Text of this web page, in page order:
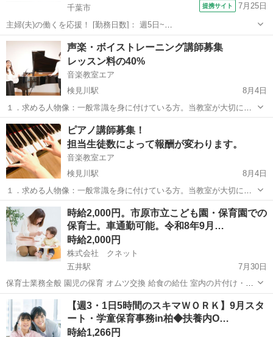
千葉市
提携サイト 7月25日
主婦(夫)の働くを応援！ [勤務日数]： 週5日~
06:45~15:45/08:30~17:30/11:15~20:15 [勤務地・最寄駅]： 千葉県千葉
市中央区矢作町823-56 非公開 県庁前(千葉県)駅自動車6...
千葉 千葉市 保育士
声楽・ボイストレーニング講師募集
レッスン料の40%
音楽教室エア
検見川駅
8月4日
１．求める人物像：一般常識を身に付けている方。当教室が大切にし
ている「生徒の『したい』『やりたい』を尊重する」「生徒の音楽的
な自立を促す」などに共感していただける方。 ２．勤務曜日：火～日
曜日の全日、もしくは都合の合う...
千葉 千葉市 検見川駅 教育
ピアノ講師募集！
担当生徒数によって報酬が変わります。
音楽教室エア
検見川駅
8月4日
１．求める人物像：一般常識を身に付けている方。当教室が大切にし
ている「生徒の『したい』『やりたい』を尊重する」「生徒の音楽的
な自立を促す」などに共感していただける方。 ２．勤務曜日：月曜日
の午前、木・金・日曜日の全日、...
千葉 千葉市 検見川駅 教育
時給2,000円。市原市立こども園・保育園での
保育士。車通勤可能。令和8年9月…
時給2,000円
株式会社 クネット
五井駅
7月30日
保育士業務全般 園児の保育 オムツ交換 給食の給仕 室内の片付け・清
掃など お便り帳などの記入 その他保育に付随する業務
千葉 市原市 五井駅 保育士
【週3・1日5時間のスキマＷＯＲＫ】9月スタ
ート・学童保育事務in柏◆扶養内O…
時給1,266円